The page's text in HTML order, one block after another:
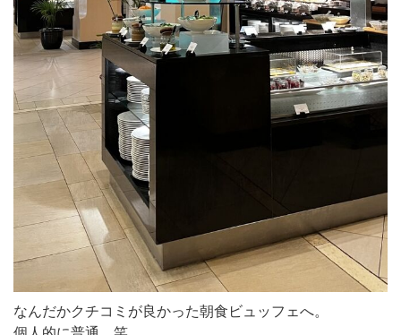
なんだかクチコミが良かった朝食ビュッフェへ。